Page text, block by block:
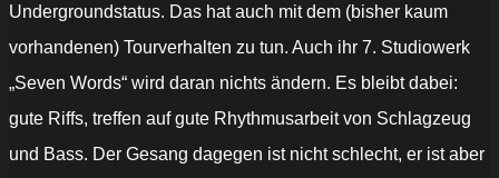
Undergroundstatus. Das hat auch mit dem (bisher kaum
vorhandenen) Tourverhalten zu tun. Auch ihr 7. Studiowerk
„Seven Words“ wird daran nichts ändern. Es bleibt dabei:
gute Riffs, treffen auf gute Rhythmusarbeit von Schlagzeug
und Bass. Der Gesang dagegen ist nicht schlecht, er ist aber